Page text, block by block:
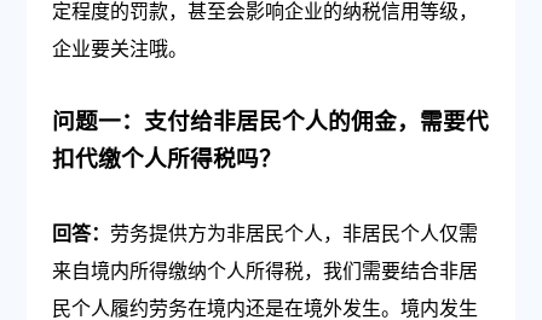
定程度的罚款，甚至会影响企业的纳税信用等级，
企业要关注哦。
问题一：支付给非居民个人的佣金，需要代
扣代缴个人所得税吗？
回答： 劳务提供方为非居民个人，非居民个人仅需
来自境内所得缴纳个人所得税，我们需要结合非居
民个人履约劳务在境内还是在境外发生。境内发生